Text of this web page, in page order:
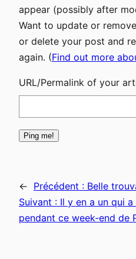
appear (possibly after
Want to update or
or delete your post and
again. (Find out more
URL/Permalink of your
← Précédent : Belle
Suivant : Il y en a un qui
pendant ce week-end de